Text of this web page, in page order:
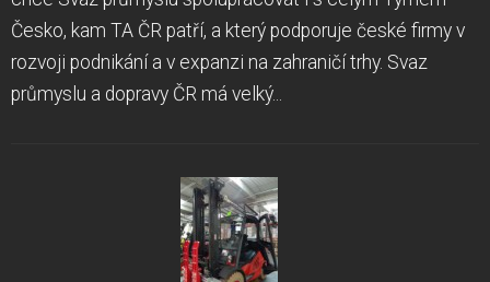
Česko, kam TA ČR patří, a který podporuje české firmy v
rozvoji podnikání a v expanzi na zahraničí trhy. Svaz
průmyslu a dopravy ČR má velký...